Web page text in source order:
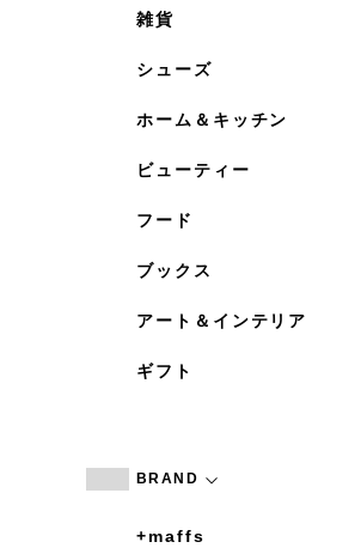
雑貨
シューズ
ホーム＆キッチン
ビューティー
フード
ブックス
アート＆インテリア
ギフト
BRAND
+maffs